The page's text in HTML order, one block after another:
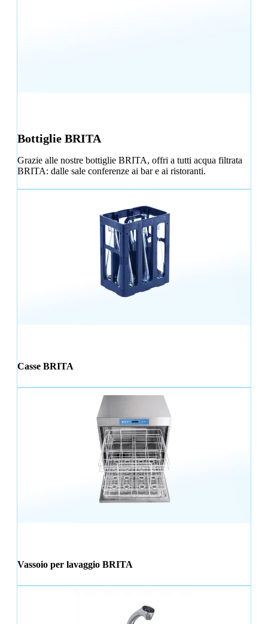
Bottiglie BRITA
Grazie alle nostre bottiglie BRITA, offri a tutti acqua filtrata
BRITA: dalle sale conferenze ai bar e ai ristoranti.
Casse BRITA
Vassoio per lavaggio BRITA